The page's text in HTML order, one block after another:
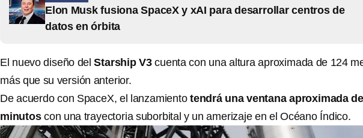
Elon Musk fusiona SpaceX y xAI para desarrollar centros de
datos en órbita
El nuevo diseño delStarship V3cuenta con una altura aproximada de 124
más que su versión anterior.
De acuerdo con SpaceX, el lanzamientotendrá una ventana aproximada
minutoscon una trayectoria suborbital y un amerizaje en el Océano Índico.